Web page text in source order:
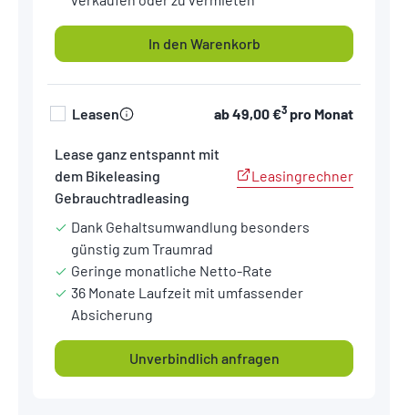
In den Warenkorb
Leasen ab49,00 €3 pro Monat
Lease ganz entspannt mit
dem Bikeleasing
Gebrauchtradleasing
Leasingrechner
Dank Gehaltsumwandlung besonders
günstig zum Traumrad
Geringe monatliche Netto-Rate
36 Monate Laufzeit mit umfassender
Absicherung
Unverbindlich anfragen